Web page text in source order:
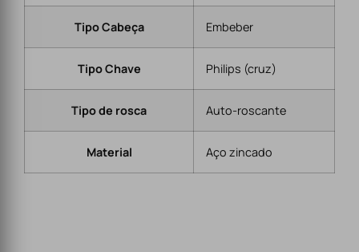
Tipo Cabeça Embeber
Tipo Chave Philips (cruz)
Tipo de rosca Auto-roscante
Material Aço zincado